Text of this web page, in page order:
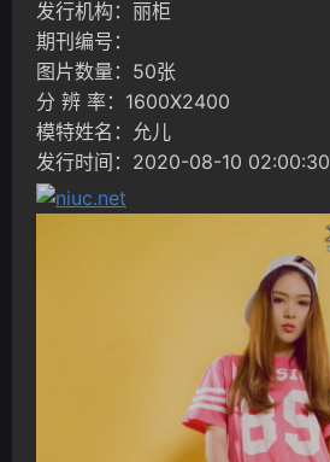
发行机构：丽柜
期刊编号：
图片数量：50张
分 辨 率：1600X2400
模特姓名：允儿
发行时间：2020-08-10 02:00:30